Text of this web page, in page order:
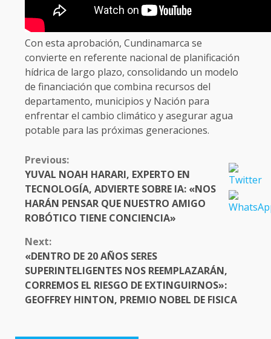
Con esta aprobación, Cundinamarca se
convierte en referente nacional de planificación
hídrica de largo plazo, consolidando un modelo
de financiación que combina recursos del
departamento, municipios y Nación para
enfrentar el cambio climático y asegurar agua
potable para las próximas generaciones.
CONTINUE
READING
Previous:
YUVAL NOAH HARARI, EXPERTO EN
TECNOLOGÍA, ADVIERTE SOBRE IA: «NOS
HARÁN PENSAR QUE NUESTRO AMIGO
ROBÓTICO TIENE CONCIENCIA»
Next:
«DENTRO DE 20 AÑOS SERES
SUPERINTELIGENTES NOS REEMPLAZARÁN,
CORREMOS EL RIESGO DE EXTINGUIRNOS»:
GEOFFREY HINTON, PREMIO NOBEL DE FISICA